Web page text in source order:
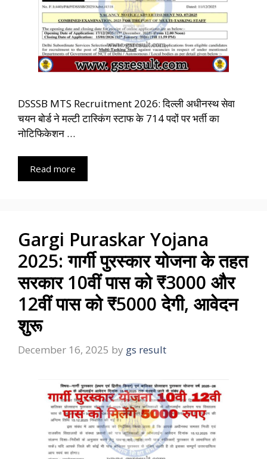
DSSSB MTS Recruitment 2026: दिल्ली अधीनस्थ सेवा
चयन बोर्ड ने मल्टी टास्किंग स्टाफ के 714 पदों पर भर्ती का
नोटिफिकेशन …
Read more
Gargi Puraskar Yojana
2025: गार्गी पुरस्कार योजना के तहत
सरकार 10वीं पास को ₹3000 और
12वीं पास को ₹5000 देगी, आवेदन
शुरू
December 16, 2025 by gs result